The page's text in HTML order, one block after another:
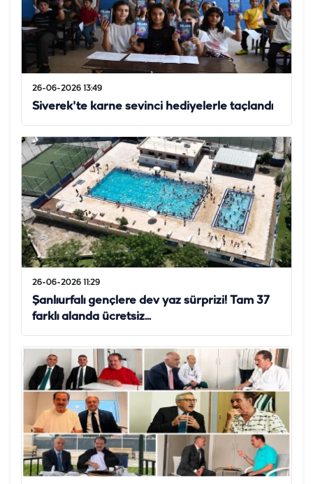
26-06-2026 13:49
Siverek'te karne sevinci hediyelerle taçlandı
26-06-2026 11:29
Şanlıurfalı gençlere dev yaz sürprizi! Tam 37
farklı alanda ücretsiz...